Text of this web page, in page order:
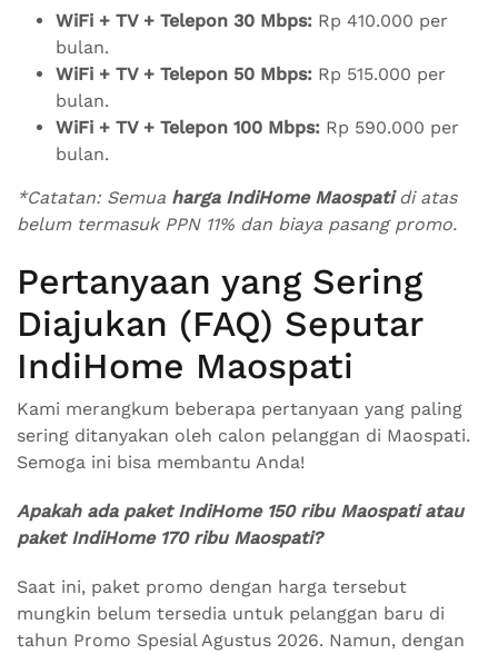
WiFi + TV + Telepon 30 Mbps: Rp 410.000 per
bulan.
WiFi + TV + Telepon 50 Mbps: Rp 515.000 per
bulan.
WiFi + TV + Telepon 100 Mbps: Rp 590.000 per
bulan.
*Catatan: Semua harga IndiHome Maospatidi atas
belum termasuk PPN 11% dan biaya pasang promo.
Pertanyaan yang Sering
Diajukan (FAQ) Seputar
IndiHome Maospati
Kami merangkum beberapa pertanyaan yang paling
sering ditanyakan oleh calon pelanggan di Maospati.
Semoga ini bisa membantu Anda!
Apakah ada paket IndiHome 150 ribu Maospati atau
paket IndiHome 170 ribu Maospati?
Saat ini, paket promo dengan harga tersebut
mungkin belum tersedia untuk pelanggan baru di
tahun Promo Spesial Agustus 2026. Namun, dengan